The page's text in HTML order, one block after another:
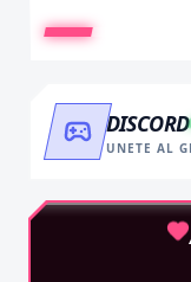
DISCORD
UNETE AL